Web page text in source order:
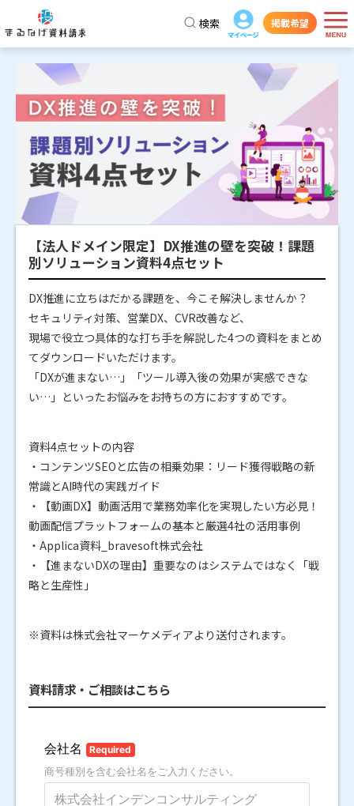
掲載希望
検索
【法人ドメイン限定】DX推進の壁を突破！課題
別ソリューション資料4点セット
DX推進に立ちはだかる課題を、今こそ解決しませんか？
セキュリティ対策、営業DX、CVR改善など、
現場で役立つ具体的な打ち手を解説した4つの資料をまとめ
てダウンロードいただけます。
「DXが進まない…」「ツール導入後の効果が実感できな
い…」といったお悩みをお持ちの方におすすめです。
資料4点セットの内容
・コンテンツSEOと広告の相乗効果：リード獲得戦略の新
常識とAI時代の実践ガイド
・【動画DX】動画活用で業務効率化を実現したい方必見！
動画配信プラットフォームの基本と厳選4社の活用事例
・Applica資料_bravesoft株式会社
・【進まないDXの理由】重要なのはシステムではなく「戦
略と生産性」
※資料は株式会社マーケメディアより送付されます。
資料請求・ご相談はこちら